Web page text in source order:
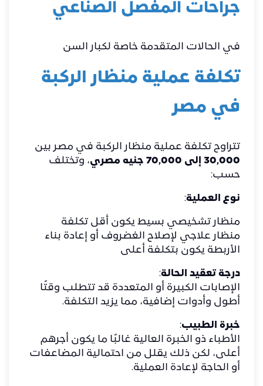
جراحات المفصل الصناعي
في الحالات المتقدمة خاصة لكبار السن
تكلفة عملية منظار الركبة
في مصر
تتراوح تكلفة عملية منظار الركبة في مصر بين
30,000 إلى 70,000 جنيه مصري
، وتختلف
حسب:
نوع العملية:
منظار تشخيصي بسيط يكون أقل تكلفة
منظار علاجي لإصلاح الغضروف أو إعادة بناء
الأربطة يكون بتكلفة أعلى
درجة تعقيد الحالة:
الإصابات الكبيرة أو المتعددة قد تتطلب وقتًا
أطول وأدوات إضافية، مما يزيد التكلفة.
خبرة الطبيب:
الأطباء ذو الخبرة العالية غالبًا ما يكون أجرهم
أعلى، لكن ذلك يقلل من احتمالية المضاعفات
أو الحاجة لإعادة العملية.